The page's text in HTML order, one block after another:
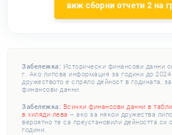
виж сборни отчети 2 на
Забележка: Исторически финансови данни
г. Ако липсва информация за години до 2024
дружеството е спряло дейност в годината,
финансови данни.
Забележка: Всички финансови данни в
в хиляди лева – ако за някои дружества
вероятно те са преустановили дейността си
години.